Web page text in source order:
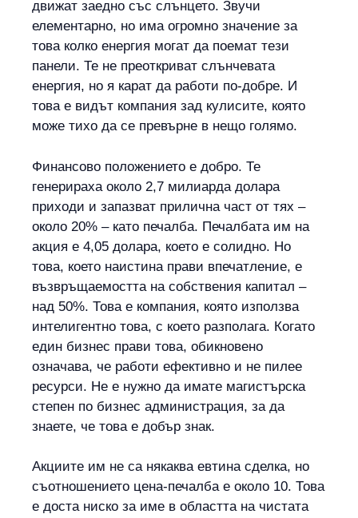
движат заедно със слънцето. Звучи
елементарно, но има огромно значение за
това колко енергия могат да поемат тези
панели. Те не преоткриват слънчевата
енергия, но я карат да работи по-добре. И
това е видът компания зад кулисите, която
може тихо да се превърне в нещо голямо.
Финансово положението е добро. Те
генерираха около 2,7 милиарда долара
приходи и запазват прилична част от тях –
около 20% – като печалба. Печалбата им на
акция е 4,05 долара, което е солидно. Но
това, което наистина прави впечатление, е
възвръщаемостта на собствения капитал –
над 50%. Това е компания, която използва
интелигентно това, с което разполага. Когато
един бизнес прави това, обикновено
означава, че работи ефективно и не пилее
ресурси. Не е нужно да имате магистърска
степен по бизнес администрация, за да
знаете, че това е добър знак.
Акциите им не са някаква евтина сделка, но
съотношението цена-печалба е около 10. Това
е доста ниско за име в областта на чистата